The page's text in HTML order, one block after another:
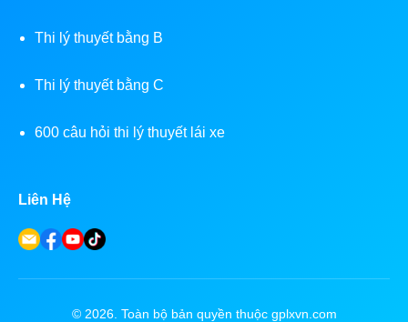
Thi lý thuyết bằng B
Thi lý thuyết bằng C
600 câu hỏi thi lý thuyết lái xe
Liên Hệ
© 2026. Toàn bộ bản quyền thuộc gplxvn.com